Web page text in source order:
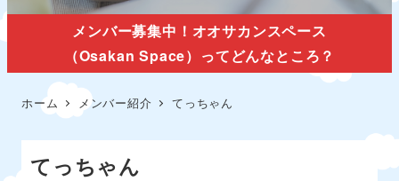
メンバー募集中！オオサカンスペース
（Osakan Space）ってどんなところ？
ホーム メンバー紹介 てっちゃん
てっちゃん